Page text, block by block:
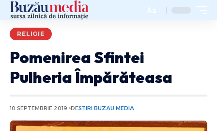
Aa
RELIGIE
Pomenirea Sfintei
Pulheria Împărăteasa
10 SEPTEMBRIE 2019 DESTIRI BUZAU MEDIA